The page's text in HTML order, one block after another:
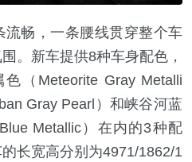
畅，一条腰线贯穿整个车
。新车提供8种车身配色，
（Meteorite Gray Metalli
Gray Pearl）和峡谷河蓝
Metallic）在内的3种配
长宽高分别为4971/1862/1